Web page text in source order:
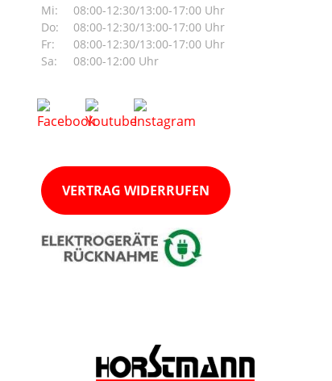
Mi:
08:00-12:30/13:00-17:00 Uhr
Do:
08:00-12:30/13:00-17:00 Uhr
Fr:
08:00-12:30/13:00-17:00 Uhr
Sa:
08:00-12:00 Uhr
VERTRAG WIDERRUFEN